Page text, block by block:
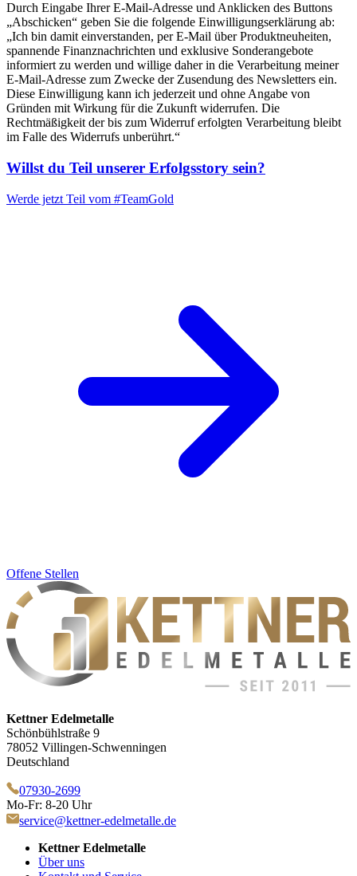
Durch Eingabe Ihrer E-Mail-Adresse und Anklicken des Buttons
„Abschicken“ geben Sie die folgende Einwilligungserklärung ab:
„Ich bin damit einverstanden, per E-Mail über Produktneuheiten,
spannende Finanznachrichten und exklusive Sonderangebote
informiert zu werden und willige daher in die Verarbeitung meiner
E-Mail-Adresse zum Zwecke der Zusendung des Newsletters ein.
Diese Einwilligung kann ich jederzeit und ohne Angabe von
Gründen mit Wirkung für die Zukunft widerrufen. Die
Rechtmäßigkeit der bis zum Widerruf erfolgten Verarbeitung bleibt
im Falle des Widerrufs unberührt.“
Willst du Teil unserer Erfolgsstory sein?
Werde jetzt Teil vom #TeamGold
Offene Stellen
Kettner Edelmetalle
Schönbühlstraße 9
78052 Villingen-Schwenningen
Deutschland
07930-2699
Mo-Fr: 8-20 Uhr
service@kettner-edelmetalle.de
Kettner Edelmetalle
Über uns